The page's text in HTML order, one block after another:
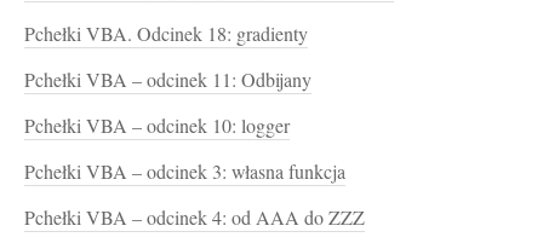
Pchełki VBA. Odcinek 18: gradienty
Pchełki VBA – odcinek 11: Odbijany
Pchełki VBA – odcinek 10: logger
Pchełki VBA – odcinek 3: własna funkcja
Pchełki VBA – odcinek 4: od AAA do ZZZ